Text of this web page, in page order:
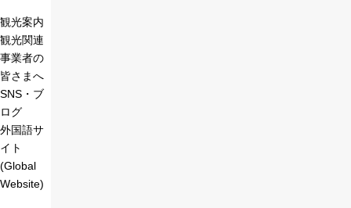
観光案内
観光関連
事業者の
皆さまへ
SNS・ブ
ログ
外国語サ
イト
(Global
Website)